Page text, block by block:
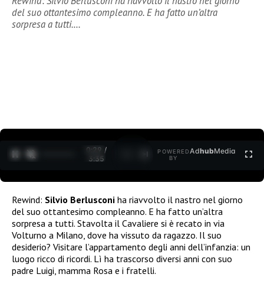
del suo ottantesimo compleanno. E ha fatto un’altra
sorpresa a tutti.…
0:30 /
3:35
POWERED
BY
AdhubMedia
Rewind: Silvio Berlusconi ha riavvolto il nastro nel giorno
del suo ottantesimo compleanno. E ha fatto un’altra
sorpresa a tutti. Stavolta il Cavaliere si è recato in via
Volturno a Milano, dove ha vissuto da ragazzo. Il suo
desiderio? Visitare l’appartamento degli anni dell’infanzia: un
luogo ricco di ricordi. Lì ha trascorso diversi anni con suo
padre Luigi, mamma Rosa e i fratelli.